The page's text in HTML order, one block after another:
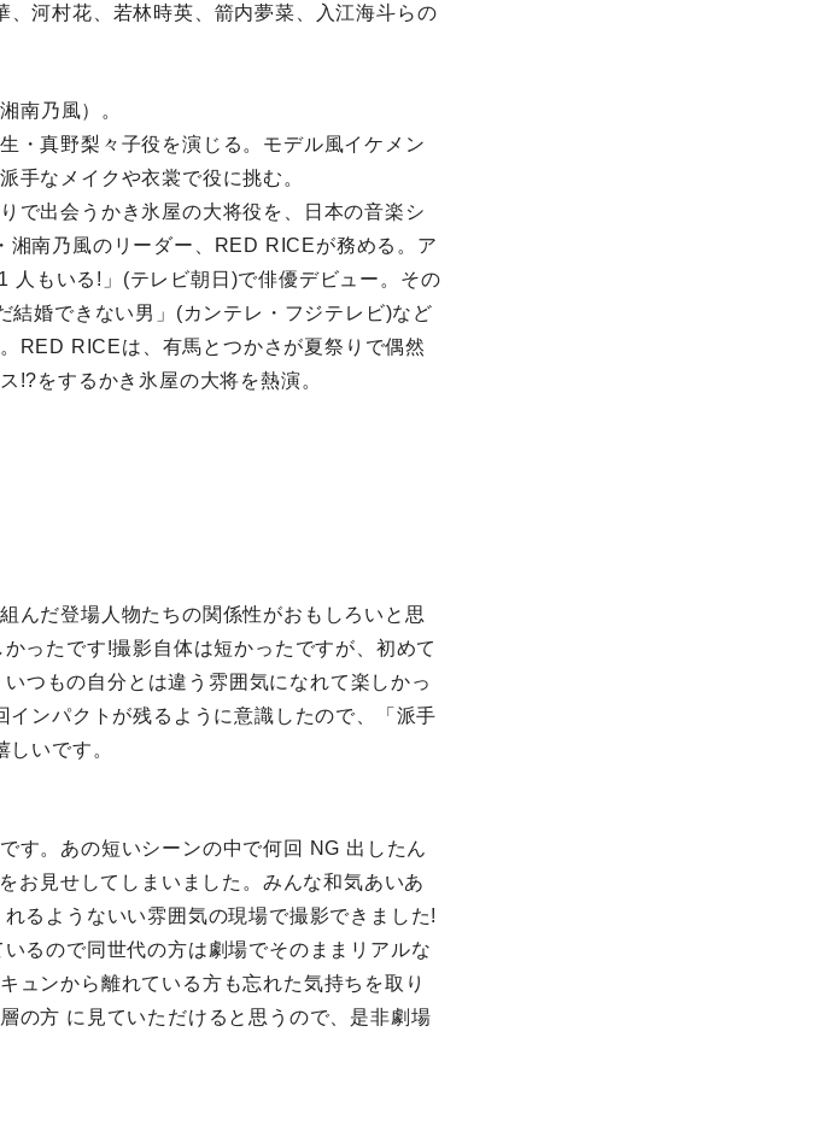
河村花、若林時英、箭内夢菜、入江海斗らの
南乃風）。
・真野梨々子役を演じる。モデル風イケメン
手なメイクや衣裳で役に挑む。
で出会うかき氷屋の大将役を、日本の音楽シ
南乃風のリーダー、RED RICEが務める。ア
人もいる!」(テレビ朝日)で俳優デビュー。その
婚できない男」(カンテレ・フジテレビ)など
RED RICEは、有馬とつかさが夏祭りで偶然
!?をするかき氷屋の大将を熱演。
んだ登場人物たちの関係性がおもしろいと思
ったです!撮影自体は短かったですが、初めて
つもの自分とは違う雰囲気になれて楽しかっ
ンパクトが残るように意識したので、「派手
いです。
す。あの短いシーンの中で何回 NG 出したん
お見せしてしまいました。みんな和気あいあ
るようないい雰囲気の現場で撮影できました!
るので同世代の方は劇場でそのままリアルな
ュンから離れている方も忘れた気持ちを取り
の方 に見ていただけると思うので、是非劇場